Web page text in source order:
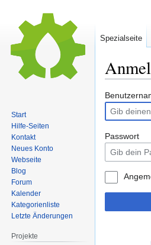
Zur
Navigation
springen
Zur
Suche
springen
Passwort
Spezialseite
Start
Hilfe-Seiten
Kontakt
Neues Konto
Webseite
Blog
Forum
Kalender
Kategorienliste
Letzte Änderungen
Projekte